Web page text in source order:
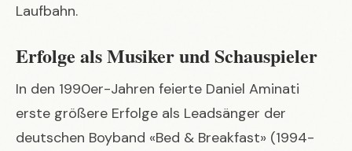
Laufbahn.
Erfolge als Musiker und Schauspieler
In den 1990er-Jahren feierte Daniel Aminati
erste größere Erfolge als Leadsänger der
deutschen Boyband «Bed & Breakfast» (1994-